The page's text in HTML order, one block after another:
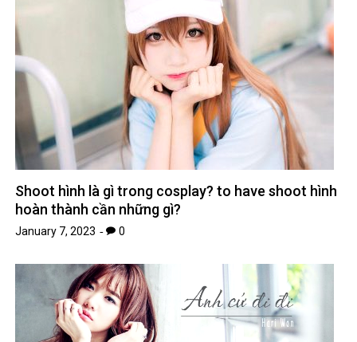
Shoot hình là gì trong cosplay? to have shoot hình
hoàn thành cần những gì?
January 7, 2023 0